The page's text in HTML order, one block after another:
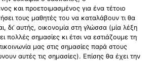
και προετοιμασμένος για ένα τέτοιο
τους μαθητές του να καταλάβουν τι θα
δι’ αυτής, οικονομία στη γλώσσα (μία λέξη
πολλές σημασίες κι έτσι να εστιάζουμε τη
μας στις σημασίες παρά στους
αυτές τις σημασίες). Επίσης θα έχει την